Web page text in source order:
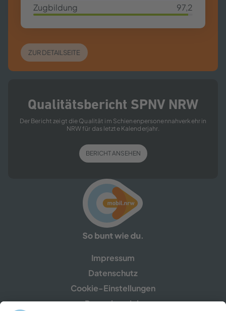
Zugbildung
97,2
97,2%
ZUR DETAILSEITE
Qualitätsbericht SPNV NRW
Der Bericht zeigt die Qualität im Schienenpersonennahverkehr in
NRW für das letzte Kalenderjahr.
BERICHT ANSEHEN
Impressum
Datenschutz
Cookie-Einstellungen
Pressebereich